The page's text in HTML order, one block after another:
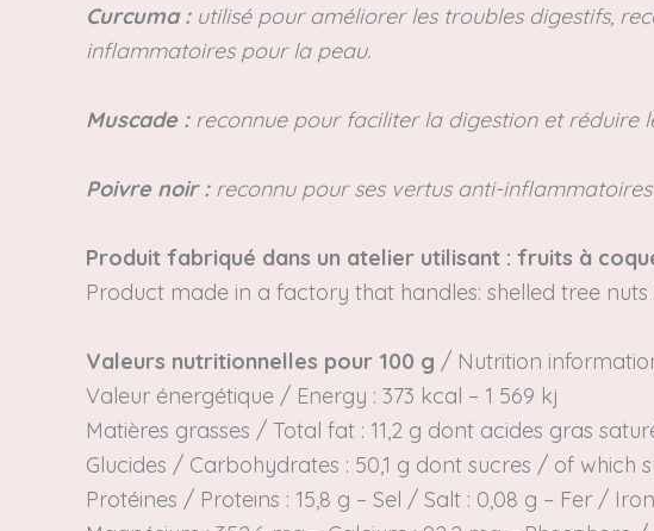
Curcuma : utilisé pour améliorer les troubles digestifs,
inflammatoires pour la peau.
Muscade : reconnue pour faciliter la digestion et réduire
Poivre noir : reconnu pour ses vertus anti-
Produit fabriqué dans un atelier utilisant : fruits à
Product made in a factory that handles: shelled tree nuts
Valeurs nutritionnelles pour 100 g / Nutrition
Valeur énergétique / Energy : 373 kcal – 1 569 kj
Matières grasses / Total fat : 11,2 g dont acides gras
Glucides / Carbohydrates : 50,1 g dont sucres / of which
Protéines / Proteins : 15,8 g – Sel / Salt : 0,08 g – Fer / Iron